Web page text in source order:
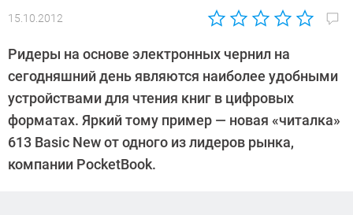
15.10.2012
Автор:
Ридеры на основе электронных чернил на
сегодняшний день являются наиболее удобными
устройствами для чтения книг в цифровых
форматах. Яркий тому пример — новая «читалка»
613 Basic New от одного из лидеров рынка,
компании PocketBook.